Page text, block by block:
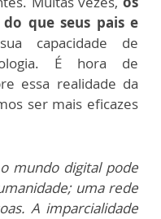
que seus pais e
capacidade de
É hora de
essa realidade da
ser mais eficazes
mundo digital pode
uma rede
A imparcialidade